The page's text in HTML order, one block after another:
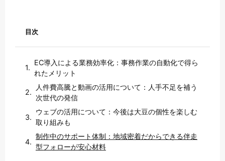
目次
EC導入による業務効率化：事務作業の自動化で得ら
れたメリット
人件費高騰と動画の活用について：人手不足を補う
次世代の発信
ウェブの活用について：今後は大豆の個性を楽しむ
取り組みも
制作中のサポート体制：地域密着だからできる伴走
型フォローが安心材料